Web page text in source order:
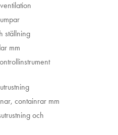
ställning
mm
containrar mm
och